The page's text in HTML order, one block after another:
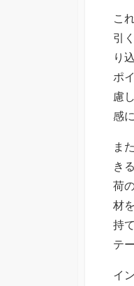
こ
引
り
ポ
慮
感
ま
き
荷
材
持
テ
イ